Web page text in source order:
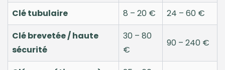
Clé tubulaire 8 – 20 €
24 – 60 €
Clé brevetée / haute
sécurité
30 – 80
€
90 – 240 €